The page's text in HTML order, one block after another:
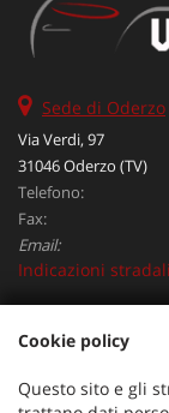
Sede di Oderzo
Via Verdi, 97
31046 Oderzo (TV)
Telefono:
Fax:
Email:
Indicazioni stradali
Dati fiscali:
Automobili
Via Verdi, 97, Oderzo
Cookie policy
Questo sito e gli